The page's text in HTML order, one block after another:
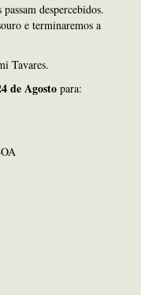
despercebidos.
e terminaremos a
Tavares.
de Agosto para: